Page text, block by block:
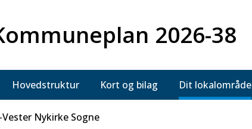
2026-38
Hovedstruktur Kort og bilag Dit lokalområde
Nykirke Sogne